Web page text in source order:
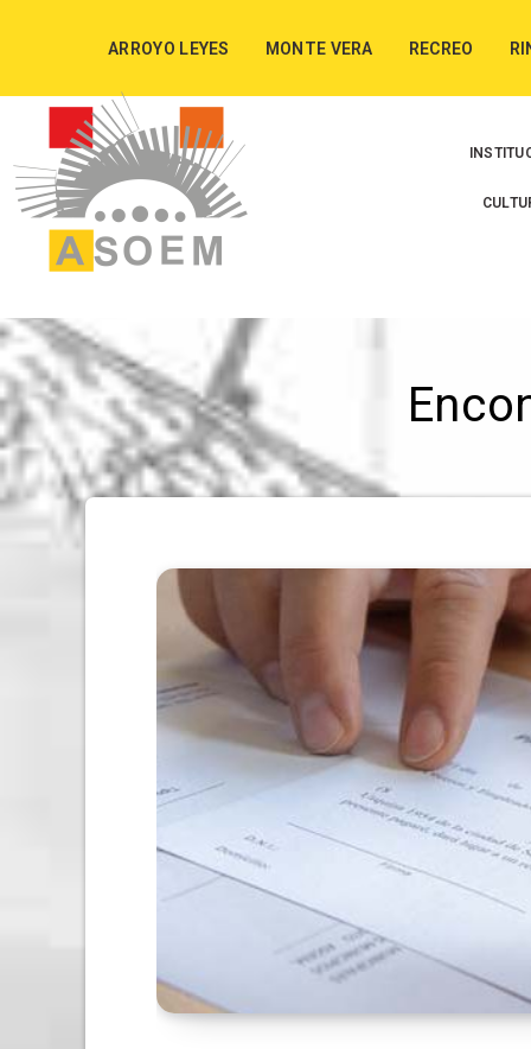
ARROYO LEYES MONTE VERA RECREO